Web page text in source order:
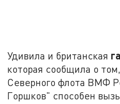
Удивила и британская
которая сообщила о
Северного флота ВМФ
Горшков" способен